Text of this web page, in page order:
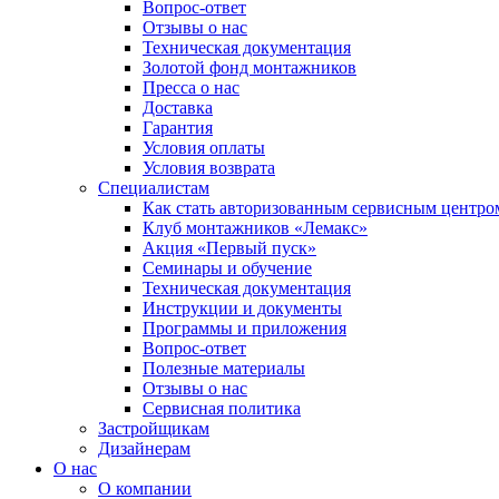
Вопрос-ответ
Отзывы о нас
Техническая документация
Золотой фонд монтажников
Пресса о нас
Доставка
Гарантия
Условия оплаты
Условия возврата
Специалистам
Как стать авторизованным сервисным
Клуб монтажников «Лемакс»
Акция «Первый пуск»
Семинары и обучение
Техническая документация
Инструкции и документы
Программы и приложения
Вопрос-ответ
Полезные материалы
Отзывы о нас
Сервисная политика
Застройщикам
Дизайнерам
О нас
О компании